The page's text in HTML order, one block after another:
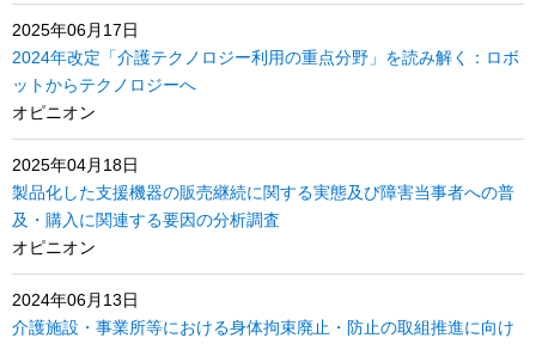
2025年06月17日
2024年改定「介護テクノロジー利用の重点分野」を読み解く：ロボ
ットからテクノロジーへ
オピニオン
2025年04月18日
製品化した支援機器の販売継続に関する実態及び障害当事者への普
及・購入に関連する要因の分析調査
オピニオン
2024年06月13日
介護施設・事業所等における身体拘束廃止・防止の取組推進に向け